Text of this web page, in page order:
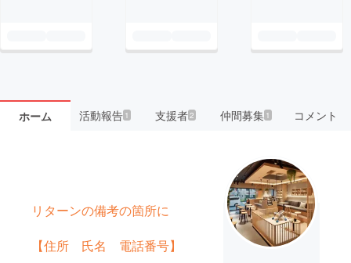
ホーム 活動報告1 支援者2 仲間募集 1 コメント
リターンの備考の箇所に
【住所 氏名 電話番号】